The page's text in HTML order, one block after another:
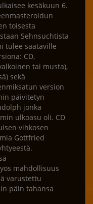
kesäkuun 6.
toisesta
Sehnsuchtista
tulee saataville
CD,
tai musta),
sekä
version
päivitetyn
jonka
ulkoasu oli. CD
vihkosen
Gottfried
mahdollisuus
varustettu
päin tahansa